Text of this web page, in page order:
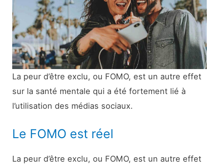
La peur d’être exclu, ou FOMO, est un autre effet
sur la santé mentale qui a été fortement lié à
l’utilisation des médias sociaux.
Le FOMO est réel
La peur d’être exclu, ou FOMO, est un autre effet